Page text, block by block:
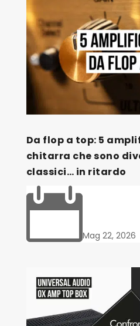
Da flop a top: 5
chitarra che sono
classici… in ritardo
Mag 22, 2026